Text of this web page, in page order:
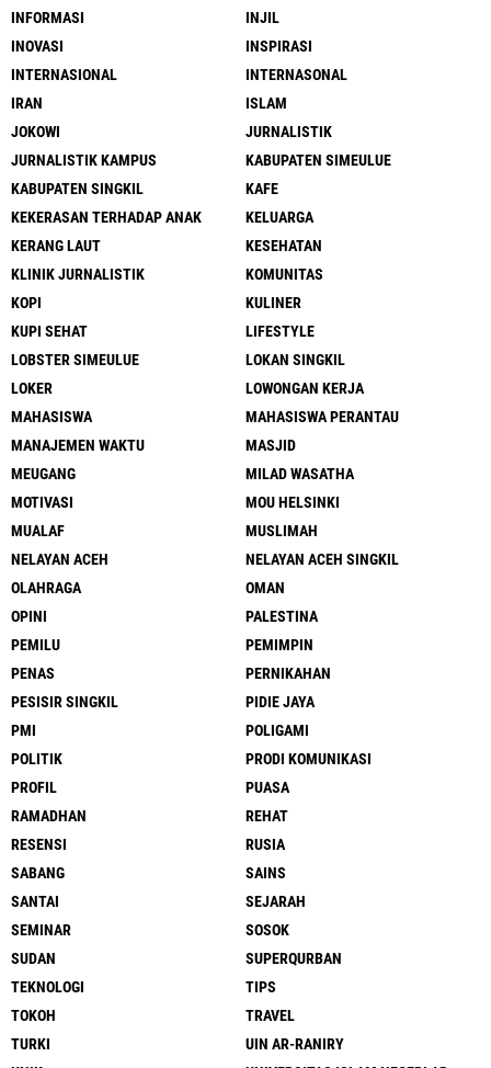
INFORMASI
INJIL
INOVASI
INSPIRASI
INTERNASIONAL
INTERNASONAL
IRAN
ISLAM
JOKOWI
JURNALISTIK
JURNALISTIK KAMPUS
KABUPATEN SIMEULUE
KABUPATEN SINGKIL
KAFE
KEKERASAN TERHADAP ANAK
KELUARGA
KERANG LAUT
KESEHATAN
KLINIK JURNALISTIK
KOMUNITAS
KOPI
KULINER
KUPI SEHAT
LIFESTYLE
LOBSTER SIMEULUE
LOKAN SINGKIL
LOKER
LOWONGAN KERJA
MAHASISWA
MAHASISWA PERANTAU
MANAJEMEN WAKTU
MASJID
MEUGANG
MILAD WASATHA
MOTIVASI
MOU HELSINKI
MUALAF
MUSLIMAH
NELAYAN ACEH
NELAYAN ACEH SINGKIL
OLAHRAGA
OMAN
OPINI
PALESTINA
PEMILU
PEMIMPIN
PENAS
PERNIKAHAN
PESISIR SINGKIL
PIDIE JAYA
PMI
POLIGAMI
POLITIK
PRODI KOMUNIKASI
PROFIL
PUASA
RAMADHAN
REHAT
RESENSI
RUSIA
SABANG
SAINS
SANTAI
SEJARAH
SEMINAR
SOSOK
SUDAN
SUPERQURBAN
TEKNOLOGI
TIPS
TOKOH
TRAVEL
TURKI
UIN AR-RANIRY